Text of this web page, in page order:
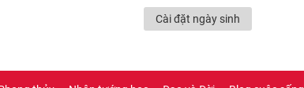
Cài đặt ngày sinh